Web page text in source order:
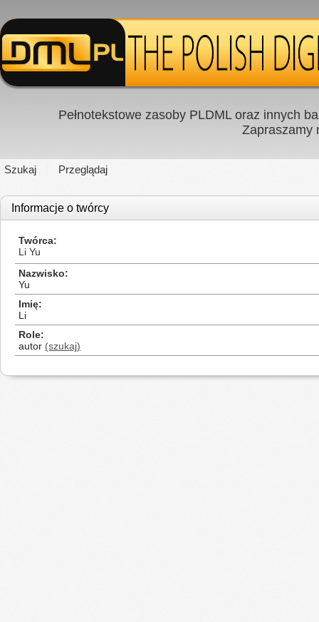
Pełnotekstowe zasoby PLDML oraz innych
Zapraszamy
Szukaj Przeglądaj
Informacje o twórcy
Twórca
Li Yu
Nazwisko
Yu
Imię
Li
Role
autor (szukaj)